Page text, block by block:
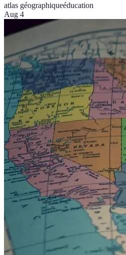
atlas géographiqueéducation
Aug 4